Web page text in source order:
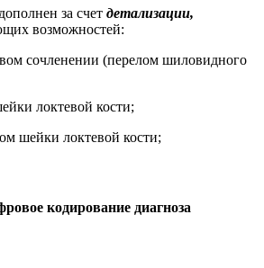
за счет детализации,
возможностей:
сочленении (перелом шиловидного
локтевой кости;
шейки локтевой кости;
кодирование диагноза